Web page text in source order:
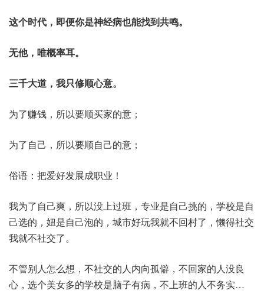
这个时代，即便你是神经病也能找到共鸣。
无他，唯概率耳。
三千大道，我只修顺心意。
为了赚钱，所以要顺买家的意；
为了自己，所以要顺自己的意；
俗语：把爱好发展成职业！
我为了自己爽，所以没上过班，专业是自己挑的，学校是自
己选的，妞是自己泡的，城市好玩我就不回村了，懒得社交
我就不社交了。
不管别人怎么想，不社交的人内向孤僻，不回家的人没良
心，选个美女多的学校是脑子有病，不上班的人不务实…